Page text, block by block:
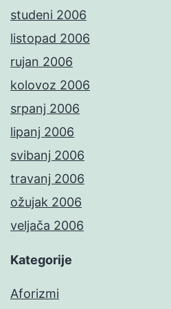
studeni 2006
listopad 2006
rujan 2006
kolovoz 2006
srpanj 2006
lipanj 2006
svibanj 2006
travanj 2006
ožujak 2006
veljača 2006
Kategorije
Aforizmi